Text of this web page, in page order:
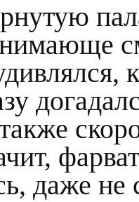
даже не